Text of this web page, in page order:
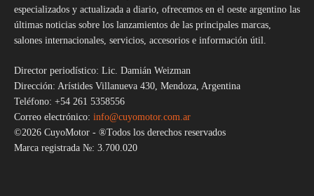
especializados y actualizada a diario, ofrecemos en el oeste argentino las
últimas noticias sobre los lanzamientos de las principales marcas,
salones internacionales, servicios, accesorios e información útil.
Director periodístico: Lic. Damián Weizman
Dirección: Arístides Villanueva 430, Mendoza, Argentina
Teléfono: +54 261 5358556
Correo electrónico: info@cuyomotor.com.ar
©2026 CuyoMotor - ®Todos los derechos reservados
Marca registrada №: 3.700.020